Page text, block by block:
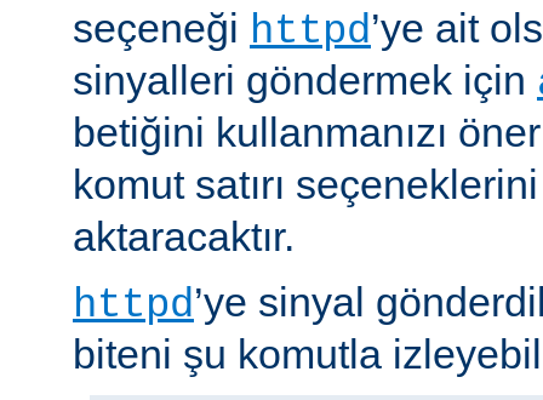
seçeneği httpd’ye ait
sinyalleri göndermek için
betiğini kullanmanızı
komut satırı
aktaracaktır.
httpd’ye sinyal
biteni şu komutla